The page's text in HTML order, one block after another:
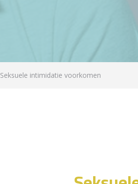
Seksuele intimidatie voorkomen